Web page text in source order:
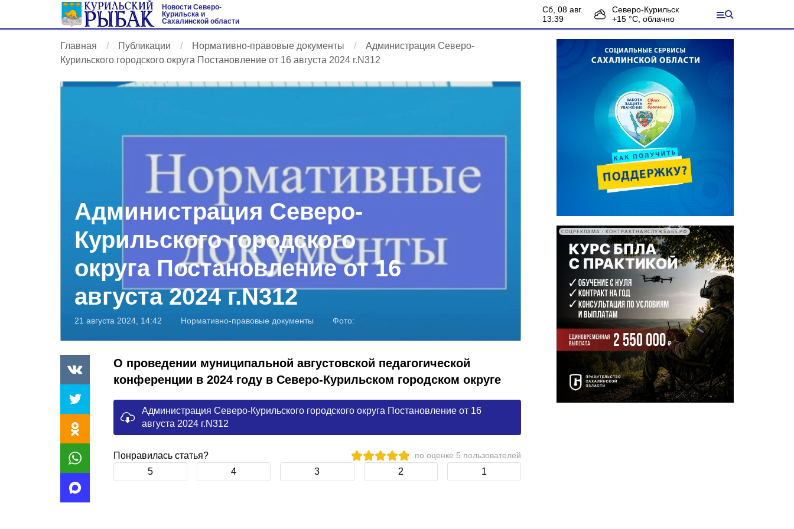
Новости Северо-
Курильска и
Сахалинской области
сб, 08 авг.
13:39
Северо-Курильск
+15 °С, облачно
Главная Публикации Нормативно-правовые документы
Администрация Северо-
Курильского городского округа Постановление от 16 августа 2024 г.N312
Администрация Северо-
Курильского городского
округа Постановление от 16
августа 2024 г.N312
21 августа 2024, 14:42 Нормативно-правовые документы Фото:
О проведении муниципальной августовской педагогической
конференции в 2024 году в Северо-Курильском городском округе
Администрация Северо-Курильского городского округа Постановление от 16
августа 2024 г.N312
Понравилась статья? по оценке 5 пользователей
5 4 3 2 1
СОЦРЕКЛАМА • КОНТРАКТНАЯСЛУЖБА65.РФ